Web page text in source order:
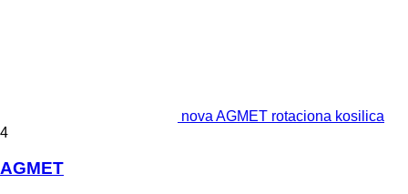
nova AGMET rotaciona kosilica
4
AGMET